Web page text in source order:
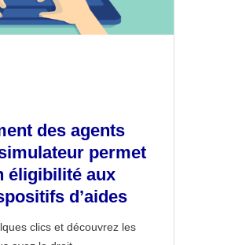
des agents
permet
éligibilité aux
d’aides
clics et découvrez les